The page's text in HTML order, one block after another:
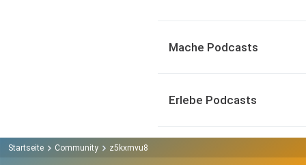
Mache Podcasts
Erlebe Podcasts
Startseite Community z5kxmvu8